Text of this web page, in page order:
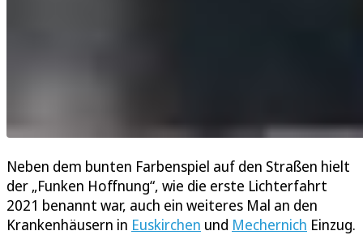
Neben dem bunten Farbenspiel auf den Straßen hielt
der „Funken Hoffnung“, wie die erste Lichterfahrt
2021 benannt war, auch ein weiteres Mal an den
Krankenhäusern in Euskirchen und Mechernich Einzug.